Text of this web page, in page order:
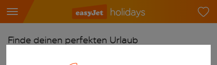
Finde deinen perfekten Urlaub